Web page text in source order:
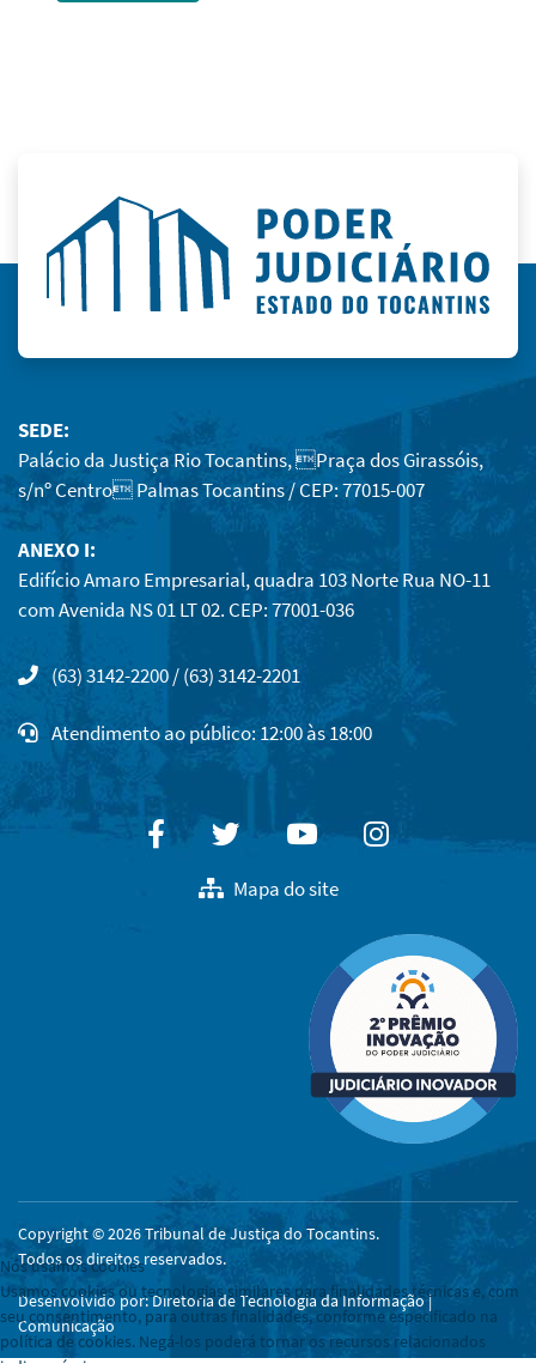
SEDE:
Palácio da Justiça Rio Tocantins, Praça dos Girassóis,
s/nº Centro Palmas Tocantins / CEP: 77015-007
ANEXO I:
Edifício Amaro Empresarial, quadra 103 Norte Rua NO-11
com Avenida NS 01 LT 02. CEP: 77001-036
(63) 3142-2200 / (63) 3142-2201
Atendimento ao público: 12:00 às 18:00
FacebookTwitterYoutubeInstagram
Mapa do site
Copyright © 2026 Tribunal de Justiça do Tocantins.
Todos os direitos reservados.
Desenvolvido por: Diretoria de Tecnologia da Informação |
Comunicação
Nós usamos cookies
Usamos cookies ou tecnologias similares para finalidades técnicas e, com
seu consentimento, para outras finalidades, conforme especificado na
política de cookies. Negá-los poderá tornar os recursos relacionados